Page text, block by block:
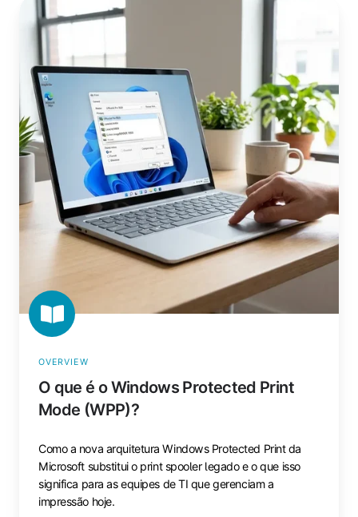
que
Windows
Protected
Print
Mode
(WPP)?
OVERVIEW
O que é o Windows Protected Print
Mode (WPP)?
Como a nova arquitetura Windows Protected Print da
Microsoft substitui o print spooler legado e o que isso
significa para as equipes de TI que gerenciam a
impressão hoje.